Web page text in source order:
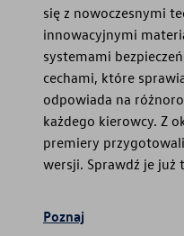
się z nowoczesnymi
innowacyjnymi
systemami
cechami, które
odpowiada na
każdego kierowcy. Z
premiery
wersji. Sprawdź je już
Poznaj